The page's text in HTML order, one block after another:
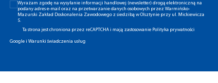
Wyrażam zgodę na wysyłanie informacji handlowej (newsletter) drogą elektroniczną na
podany adres e-mail oraz na przetwarzanie danych osobowych przez Warmińsko-
Mazurski Zakład Doskonalenia Zawodowego z siedzibą w Olsztynie przy ul. Mickiewicza
5.
Ta strona jest chroniona przez reCAPTCHA i mają zastosowanie Polityka prywatności
Googlei Warunki świadczenia usług